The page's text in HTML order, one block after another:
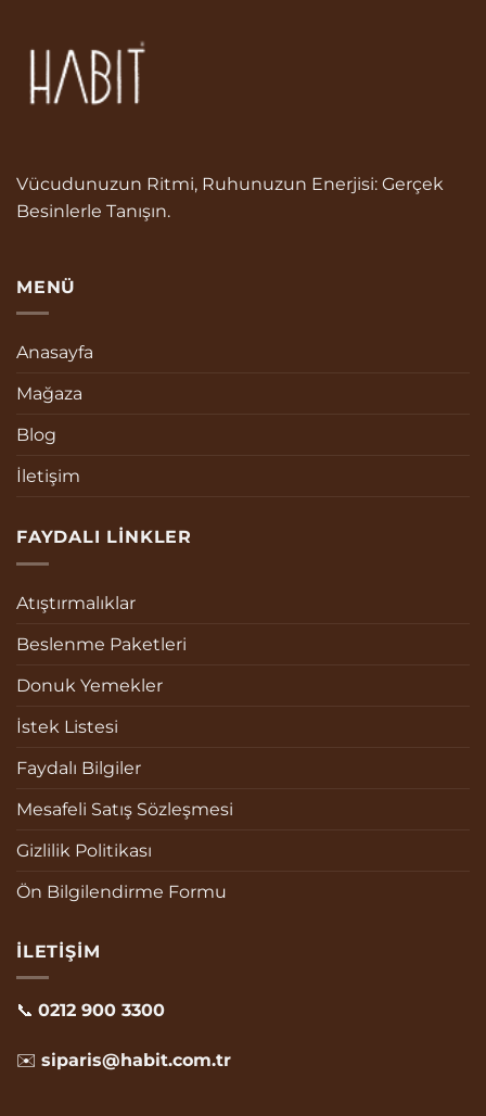
Vücudunuzun Ritmi, Ruhunuzun Enerjisi: Gerçek
Besinlerle Tanışın.
MENÜ
Anasayfa
Mağaza
Blog
İletişim
FAYDALI LINKLER
Atıştırmalıklar
Beslenme Paketleri
Donuk Yemekler
İstek Listesi
Faydalı Bilgiler
Mesafeli Satış Sözleşmesi
Gizlilik Politikası
Ön Bilgilendirme Formu
İLETIŞIM
📞 0212 900 3300
✉️ siparis@habit.com.tr